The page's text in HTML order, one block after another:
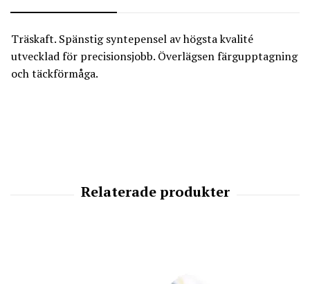
Träskaft. Spänstig syntepensel av högsta kvalité
utvecklad för precisionsjobb. Överlägsen färgupptagning
och täckförmåga.